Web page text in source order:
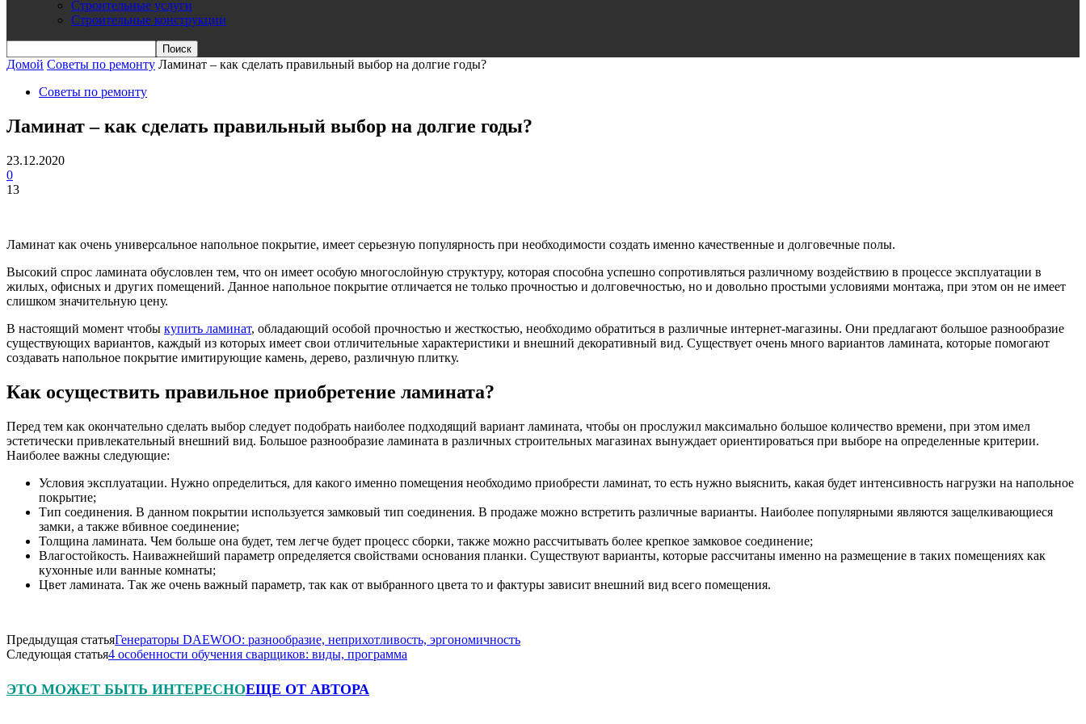
Строительные услуги
Строительные конструкции
Домой Советы по ремонту Ламинат – как сделать правильный выбор на долгие годы?
Советы по ремонту
Ламинат – как сделать правильный выбор на долгие годы?
23.12.2020
0
13
Ламинат как очень универсальное напольное покрытие, имеет серьезную популярность при необходимости создать именно качественные и долговечные полы.
Высокий спрос ламината обусловлен тем, что он имеет особую многослойную структуру, которая способна успешно сопротивляться различному воздействию в процессе эксплуатации в
жилых, офисных и других помещений. Данное напольное покрытие отличается не только прочностью и долговечностью, но и довольно простыми условиями монтажа, при этом он не имеет
слишком значительную цену.
В настоящий момент чтобы купить ламинат, обладающий особой прочностью и жесткостью, необходимо обратиться в различные интернет-магазины. Они предлагают большое разнообразие
существующих вариантов, каждый из которых имеет свои отличительные характеристики и внешний декоративный вид. Существует очень много вариантов ламината, которые помогают
создавать напольное покрытие имитирующие камень, дерево, различную плитку.
Как осуществить правильное приобретение ламината?
Перед тем как окончательно сделать выбор следует подобрать наиболее подходящий вариант ламината, чтобы он прослужил максимально большое количество времени, при этом имел
эстетически привлекательный внешний вид. Большое разнообразие ламината в различных строительных магазинах вынуждает ориентироваться при выборе на определенные критерии.
Наиболее важны следующие:
Условия эксплуатации. Нужно определиться, для какого именно помещения необходимо приобрести ламинат, то есть нужно выяснить, какая будет интенсивность нагрузки на напольное
покрытие;
Тип соединения. В данном покрытии используется замковый тип соединения. В продаже можно встретить различные варианты. Наиболее популярными являются защелкивающиеся
замки, а также вбивное соединение;
Толщина ламината. Чем больше она будет, тем легче будет процесс сборки, также можно рассчитывать более крепкое замковое соединение;
Влагостойкость. Наиважнейший параметр определяется свойствами основания планки. Существуют варианты, которые рассчитаны именно на размещение в таких помещениях как
кухонные или ванные комнаты;
Цвет ламината. Так же очень важный параметр, так как от выбранного цвета то и фактуры зависит внешний вид всего помещения.
Предыдущая статьяГенераторы DAEWOO: разнообразие, неприхотливость, эргономичность
Следующая статья4 особенности обучения сварщиков: виды, программа
ЭТО МОЖЕТ БЫТЬ ИНТЕРЕСНОЕЩЕ ОТ АВТОРА